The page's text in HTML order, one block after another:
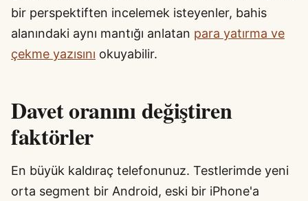
bir perspektiften incelemek isteyenler, bahis
alanındaki aynı mantığı anlatan para yatırma ve
çekme yazısını okuyabilir.
Davet oranını değiştiren
faktörler
En büyük kaldıraç telefonunuz. Testlerimde yeni
orta segment bir Android, eski bir iPhone'a